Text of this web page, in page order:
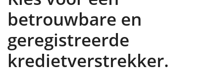
betrouwbare en
geregistreerde
kredietverstrekker.